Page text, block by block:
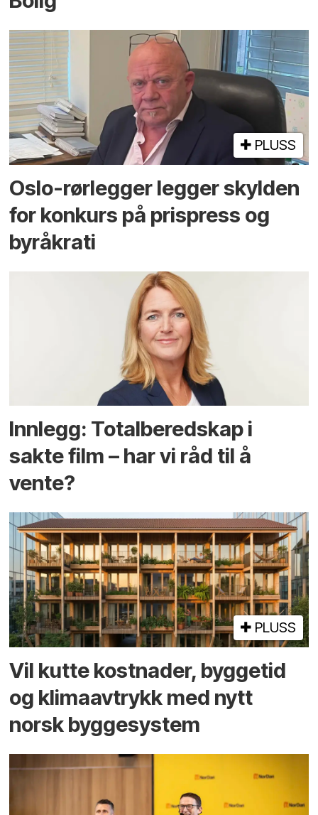
PLUSS
Oslo-rørlegger legger skylden
for konkurs på prispress og
byråkrati
Innlegg: Totalberedskap i
sakte film – har vi råd til å
vente?
PLUSS
Vil kutte kostnader, byggetid
og klima­avtrykk med nytt
norsk bygge­system